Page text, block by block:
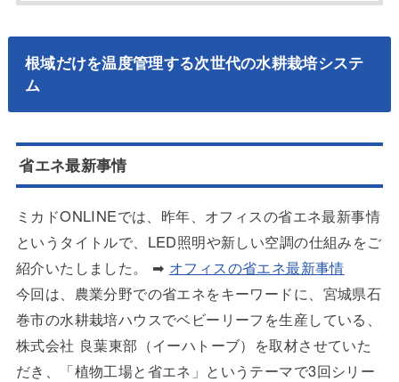
根域だけを温度管理する次世代の水耕栽培システ
ム
省エネ最新事情
ミカドONLINEでは、昨年、オフィスの省エネ最新事情
というタイトルで、LED照明や新しい空調の仕組みをご
紹介いたしました。 ➡ オフィスの省エネ最新事情
今回は、農業分野での省エネをキーワードに、宮城県石
巻市の水耕栽培ハウスでベビーリーフを生産している、
株式会社 良葉東部（イーハトーブ）を取材させていた
だき、「植物工場と省エネ」というテーマで3回シリー